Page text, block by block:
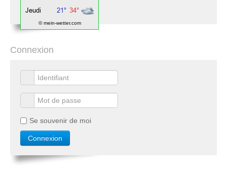
© mein-wetter.com
Connexion
Se souvenir de moi